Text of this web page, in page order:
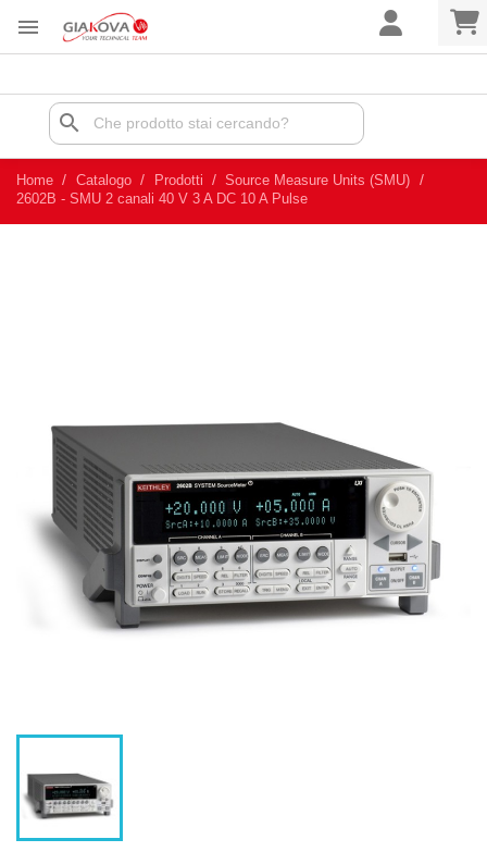

search
Home Catalogo Prodotti
Source Measure Units (SMU)
2602B - SMU 2 canali 40 V 3 A DC 10 A Pulse